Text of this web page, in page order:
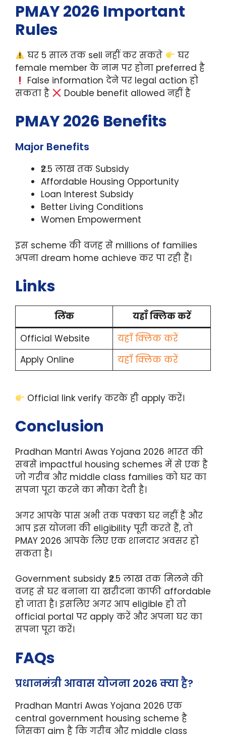
PMAY 2026 Important
Rules
घर 5 साल तक sell नहीं कर सकते
घर
female member के नाम पर होना preferred है
False information देने पर legal action हो
सकता है
Double benefit allowed नहीं है
PMAY 2026 Benefits
Major Benefits
₹2.5 लाख तक Subsidy
Affordable Housing Opportunity
Loan Interest Subsidy
Better Living Conditions
Women Empowerment
इस scheme की वजह से millions of families
अपना dream home achieve कर पा रही हैं।
Links
लिंक
यहाँ क्लिक करें
Official Website
यहाँ क्लिक करें
Apply Online
यहाँ क्लिक करें
Official link verify करके ही apply करें।
Conclusion
Pradhan Mantri Awas Yojana 2026 भारत की
सबसे impactful housing schemes में से एक है
जो गरीब और middle class families को घर का
सपना पूरा करने का मौका देती है।
अगर आपके पास अभी तक पक्का घर नहीं है और
आप इस योजना की eligibility पूरी करते हैं, तो
PMAY 2026 आपके लिए एक शानदार अवसर हो
सकता है।
Government subsidy ₹2.5 लाख तक मिलने की
वजह से घर बनाना या खरीदना काफी affordable
हो जाता है। इसलिए अगर आप eligible हो तो
official portal पर apply करें और अपना घर का
सपना पूरा करें।
FAQs
प्रधानमंत्री आवास योजना 2026 क्या है?
Pradhan Mantri Awas Yojana 2026 एक
central government housing scheme है
जिसका aim है कि गरीब और middle class